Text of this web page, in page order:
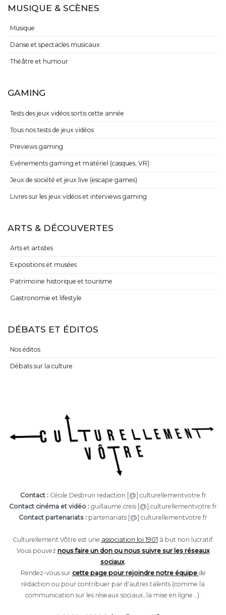
MUSIQUE & SCÈNES
Musique
Danse et spectacles musicaux
Théâtre et humour
GAMING
Tests des jeux vidéos sortis cette année
Tous nos tests de jeux vidéos
Previews gaming
Evénements gaming et matériel (casques, VR)
Jeux de société et jeux live (escape games)
Livres sur les jeux vidéos et interviews gaming
ARTS & DÉCOUVERTES
Arts et artistes
Expositions et musées
Patrimoine historique et tourisme
Gastronomie et lifestyle
DÉBATS ET ÉDITOS
Nos éditos
Débats sur la culture
Contact :Cécile Desbrun redaction [@] culturellementvotre.fr
Contact cinéma et vidéo : guillaume.creis [@] culturellementvotre.fr
Contact partenariats : partenariats [@] culturellementvotre.fr
Culturellement Vôtre est une association loi 1901 à but non lucratif.
Vous pouvez nous faire un don ou nous suivre sur les réseaux
sociaux.
Rendez-vous sur cette page pour rejoindre notre équipe de
rédaction ou pour contribuer par d'autres talents (comme la
communication sur les réseaux sociaux, la mise en ligne...).